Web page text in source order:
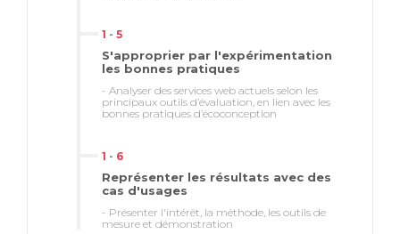
Exercer votre esprit
Apprenant en situation de handicap, nous
sommes à vos côtés pour identifier les
1 - 5
S'approprier par l'expérimentation
les bonnes pratiques
- Analyser des services web actuels selon les
principaux outils d’évaluation, en lien avec les
bonnes pratiques d’écoconception
1 - 6
Représenter les résultats avec des
cas d'usages
- Présenter l'intérêt, la méthode, les outils de
mesure et démonstration